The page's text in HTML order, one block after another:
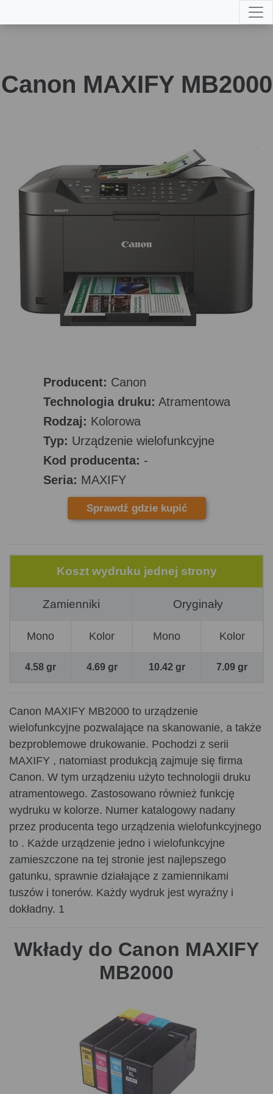
Canon MAXIFY MB2000
Producent: Canon
Technologia druku: Atramentowa
Rodzaj: Kolorowa
Typ: Urządzenie wielofunkcyjne
Kod producenta: -
Seria: MAXIFY
Sprawdź gdzie kupić
Koszt wydruku jednej strony
Zamienniki Oryginały
Mono Kolor Mono Kolor
4.58 gr 4.69 gr 10.42 gr 7.09 gr
Canon MAXIFY MB2000 to urządzenie
wielofunkcyjne pozwalające na skanowanie, a także
bezproblemowe drukowanie. Pochodzi z serii
MAXIFY , natomiast produkcją zajmuje się firma
Canon. W tym urządzeniu użyto technologii druku
atramentowego. Zastosowano również funkcję
wydruku w kolorze. Numer katalogowy nadany
przez producenta tego urządzenia wielofunkcyjnego
to . Każde urządzenie jedno i wielofunkcyjne
zamieszczone na tej stronie jest najlepszego
gatunku, sprawnie działające z zamiennikami
tuszów i tonerów. Każdy wydruk jest wyraźny i
dokładny. 1
Wkłady do Canon MAXIFY
MB2000